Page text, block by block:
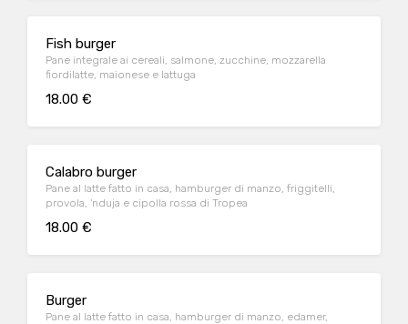
Fish burger
Pane integrale ai cereali, salmone, zucchine, mozzarella
fiordilatte, maionese e lattuga
18.00 €
Calabro burger
Pane al latte fatto in casa, hamburger di manzo, friggitelli,
provola, 'nduja e cipolla rossa di Tropea
18.00 €
Burger
Pane al latte fatto in casa, hamburger di manzo, edamer,